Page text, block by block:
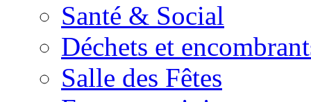
Santé & Social
Déchets et
Salle des Fêtes